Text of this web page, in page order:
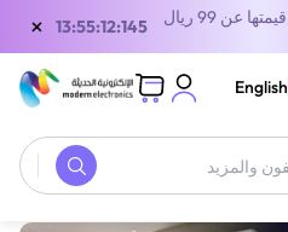
توصيل مجاني للطلبات التي تزيد قيمتها عن 99 ريال
12:55:12:145
×
English